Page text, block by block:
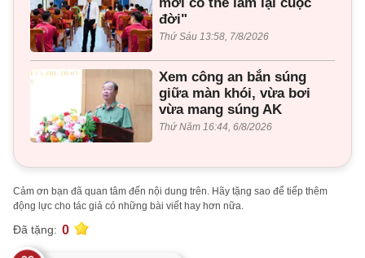
đời"
Thứ Sáu 13:58, 7/8/2026
Xem công an bắn súng
giữa màn khói, vừa bơi
vừa mang súng AK
Thứ Năm 16:44, 6/8/2026
Cảm ơn bạn đã quan tâm đến nội dung trên. Hãy tặng sao để tiếp thêm
động lực cho tác giả có những bài viết hay hơn nữa.
Đã tặng: 0